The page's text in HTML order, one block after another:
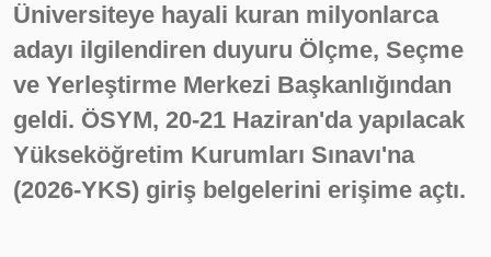
Üniversiteye hayali kuran milyonlarca
adayı ilgilendiren duyuru Ölçme, Seçme
ve Yerleştirme Merkezi Başkanlığından
geldi. ÖSYM, 20-21 Haziran'da yapılacak
Yükseköğretim Kurumları Sınavı'na
(2026-YKS) giriş belgelerini erişime açtı.